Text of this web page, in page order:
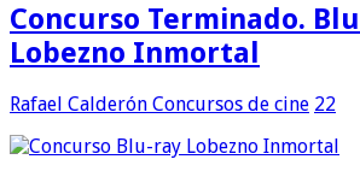
Concurso Terminado.
Lobezno Inmortal
Rafael Calderón Concursos de cine 22